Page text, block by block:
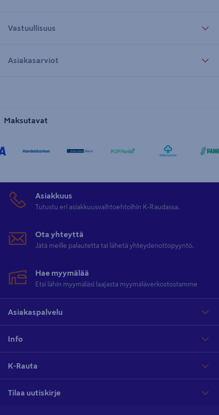
Vastuullisuus
Asiakasarviot
Maksutavat
Asiakkuus
Tutustu eri asiakkuusvaihtoehtoihin K-Raudassa.
Ota yhteyttä
Jätä meille palautetta tai lähetä yhteydenottopyyntö.
Hae myymälää
Etsi lähin myymäläsi laajasta myymäläverkostostamme
Asiakaspalvelu
Info
K-Rauta
Tilaa uutiskirje